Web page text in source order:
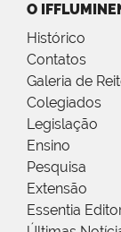
O
Histórico
Contatos
Galeria de
Colegiados
Legislação
Ensino
Pesquisa
Extensão
Essentia